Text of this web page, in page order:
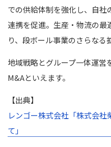
での供給体制を強化し、自社
連携を促進。生産・物流の
り、段ボール事業のさらなる
地域戦略とグループ一体運
M&Aといえます。
【出典】
レンゴー株式会社「株式会
て」